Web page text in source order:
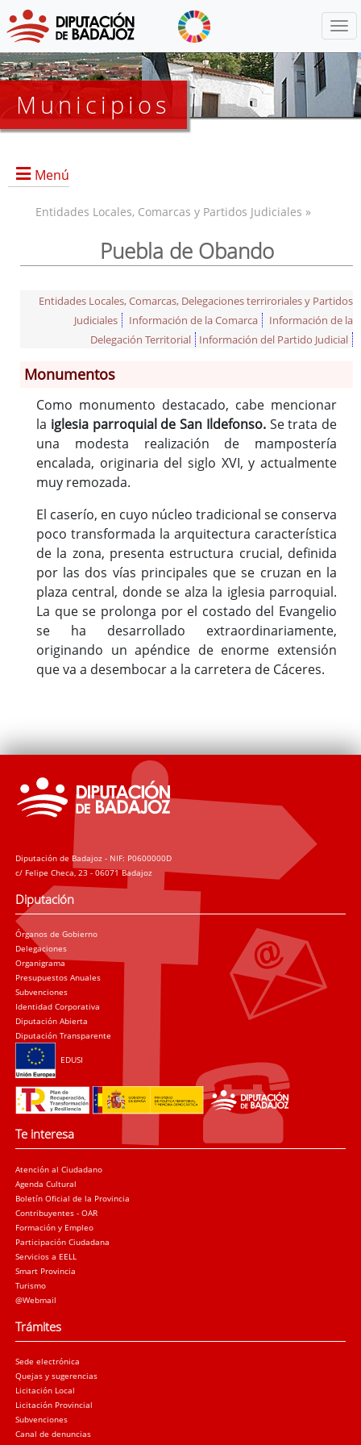
Municipios
Menú
Información General
Historia
Monumentos
Gastronomía
Turismo
Población
Corporación
Correo-e gratis
Códigos para FACe
Entidades Locales, Comarcas y Partidos Judiciales »
Puebla de Obando
Entidades Locales, Comarcas, Delegaciones terriroriales y Partidos
Judiciales
Información de la Comarca
Información de la
Delegación Territorial
Información del Partido Judicial
Monumentos
Como monumento destacado, cabe mencionar
la iglesia parroquial de San Ildefonso.Se trata de
una modesta realización de mampostería
encalada, originaria del siglo XVI, y actualmente
muy remozada.
El caserío, en cuyo núcleo tradicional se conserva
poco transformada la arquitectura característica
de la zona, presenta estructura crucial, definida
por las dos vías principales que se cruzan en la
plaza central, donde se alza la iglesia parroquial.
La que se prolonga por el costado del Evangelio
se ha desarrollado extraordinariamente,
originando un apéndice de enorme extensión
que va a desembocar a la carretera de Cáceres.
Diputación de Badajoz - NIF: P0600000D
c/ Felipe Checa, 23 - 06071 Badajoz
Diputación
Órganos de Gobierno
Delegaciones
Organigrama
Presupuestos Anuales
Subvenciones
Identidad Corporativa
Diputación Abierta
Diputación Transparente
EDUSI
Te interesa
Atención al Ciudadano
Agenda Cultural
Boletín Oficial de la Provincia
Contribuyentes - OAR
Formación y Empleo
Participación Ciudadana
Servicios a EELL
Smart Provincia
Turismo
@Webmail
Trámites
Sede electrónica
Quejas y sugerencias
Licitación Local
Licitación Provincial
Subvenciones
Canal de denuncias